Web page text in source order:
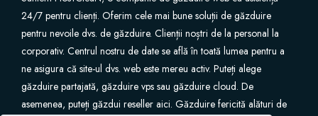
Webhely Biztonsági mentése
VPN
SEO Eszközök
24/7 pentru clienți. Oferim cele mai bune soluții de găzduire
pentru nevoile dvs. de găzduire. Clienții noștri de la personal la
corporativ. Centrul nostru de date se află în toată lumea pentru a
ne asigura că site-ul dvs. web este mereu activ. Puteți alege
găzduire partajată, găzduire vps sau găzduire cloud. De
asemenea, puteți găzdui reseller aici. Găzduire fericită alături de